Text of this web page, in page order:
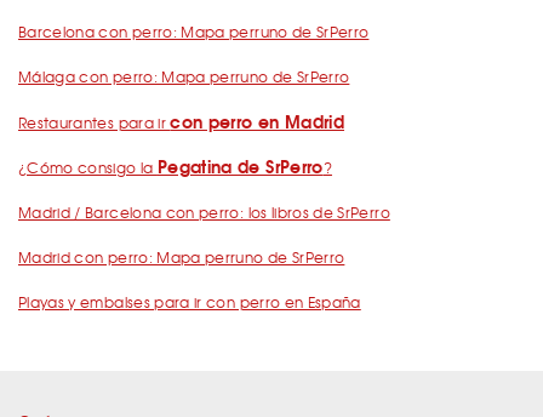
Barcelona con perro: Mapa perruno de SrPerro
Málaga con perro: Mapa perruno de SrPerro
Restaurantes para ircon perro en Madrid
¿Cómo consigo la Pegatina de SrPerro?
Madrid / Barcelona con perro: los libros de SrPerro
Madrid con perro: Mapa perruno de SrPerro
Playas y embalses para ir con perro en España